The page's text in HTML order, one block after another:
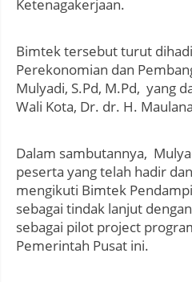
Ketenagakerjaan.
Bimtek tersebut turut
Perekonomian dan
Mulyadi, S.Pd, M.Pd, yang
Wali Kota, Dr. dr. H.
Dalam sambutannya,
peserta yang telah hadir
mengikuti Bimtek
sebagai tindak lanjut
sebagai pilot project
Pemerintah Pusat ini.